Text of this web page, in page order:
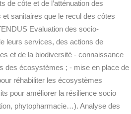
de côte et de l’atténuation des
sanitaires que le recul des côtes
Evaluation des socio-
leurs services, des actions de
et de la biodiversité - connaissance
des écosystèmes ; - mise en place de
réhabiliter les écosystèmes
pour améliorer la résilience socio
phytopharmacie…). Analyse des